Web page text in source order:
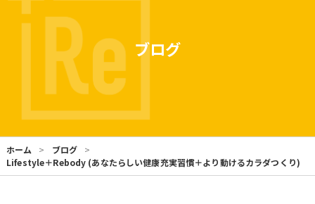
ブログ
ホーム
ブログ
Lifestyle＋Rebody (あなたらしい健康充実習慣＋より動けるカラダつくり)